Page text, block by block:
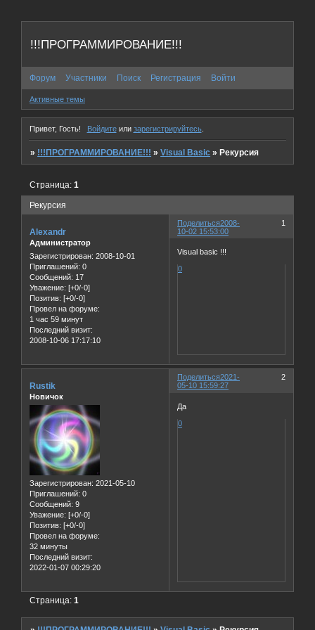
!!!ПРОГРАММИРОВАНИЕ!!!
Форум Участники Поиск Регистрация Войти
Активные темы
Привет, Гость! Войдитеили зарегистрируйтесь.
» !!!ПРОГРАММИРОВАНИЕ!!! »Visual Basic »Рекурсия
Рекурсия
Страница:1
Поделиться 1
2008-
10-02 15:53:00
Alexandr
Администратор
Зарегистрирован: 2008-10-01
Приглашений: 0
Сообщений: 17
Уважение: [+0/-0]
Позитив: [+0/-0]
Провел на форуме:
1 час 59 минут
Последний визит:
2008-10-06 17:17:10
Visual basic !!!
0
Поделиться 2
2021-
05-10 15:59:27
Rustik
Новичок
Зарегистрирован: 2021-05-10
Приглашений: 0
Сообщений: 9
Уважение: [+0/-0]
Позитив: [+0/-0]
Провел на форуме:
32 минуты
Последний визит:
2022-01-07 00:29:20
Да
0
Страница:1